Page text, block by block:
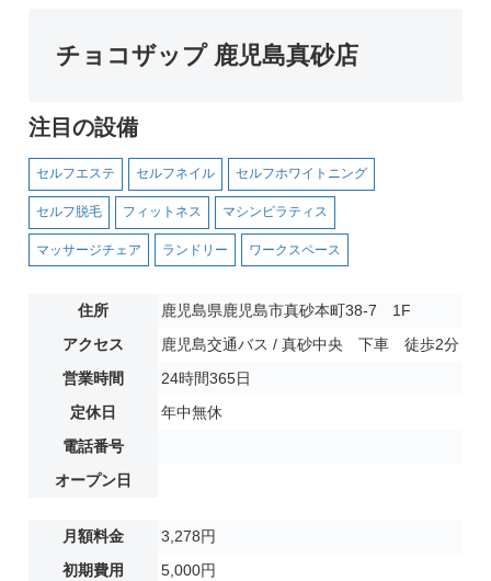
チョコザップ 鹿児島真砂店
注目の設備
セルフエステ セルフネイル セルフホワイトニング
セルフ脱毛 フィットネス マシンピラティス
マッサージチェア ランドリー ワークスペース
住所
鹿児島県鹿児島市真砂本町38-7 1F
アクセス
鹿児島交通バス / 真砂中央 下車 徒歩2分
営業時間
24時間365日
定休日
年中無休
電話番号
オープン日
月額料金
3,278円
初期費用
5,000円